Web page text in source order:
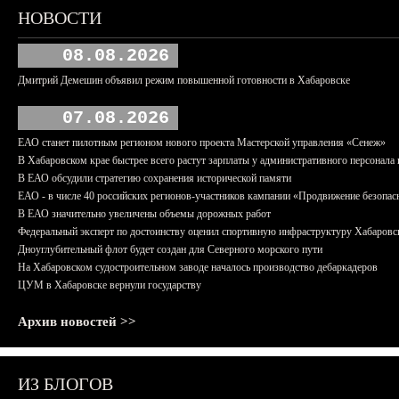
НОВОСТИ
08.08.2026
Дмитрий Демешин объявил режим повышенной готовности в Хабаровске
07.08.2026
ЕАО станет пилотным регионом нового проекта Мастерской управления «Сенеж»
В Хабаровском крае быстрее всего растут зарплаты у административного персонала
В ЕАО обсудили стратегию сохранения исторической памяти
ЕАО - в числе 40 российских регионов-участников кампании «Продвижение
В ЕАО значительно увеличены объемы дорожных работ
Федеральный эксперт по достоинству оценил спортивную инфраструктуру
Дноуглубительный флот будет создан для Северного морского пути
На Хабаровском судостроительном заводе началось производство дебаркадеров
ЦУМ в Хабаровске вернули государству
Архив новостей >>
ИЗ БЛОГОВ